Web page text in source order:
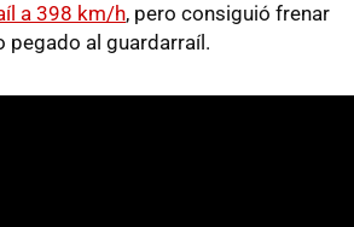
a 398 km/h, pero consiguió frenar
pegado al guardarraíl.